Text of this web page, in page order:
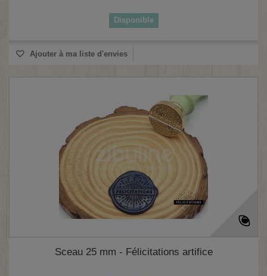
Disponible
Ajouter à ma liste d'envies
Sceau 25 mm - Félicitations artifice